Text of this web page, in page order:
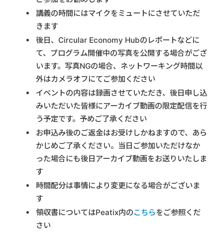
講義の時間にはマイクをミュートにさせていただ
きます
後日、Circular Economy Hubのレポートなどに
て、プログラム開催中の写真を公開する場合がござ
います。写真NGの場合、ネットワーキング時間以
外はカメラオフにてご参加ください
イベントの内容は録画させていただき、後日申し込
みいただいた皆様にアーカイブ動画の限定配信を行
う予定です。予めご了承ください
お申込み後のご返金はお受けしかねますので、あら
かじめご了承ください。当日ご参加いただけなか
った場合にも後日アーカイブ動画をお送りいたしま
す
時間配分は事情により変更になる場合がございま
す
領収書についてはPeatix内のこちらをご参照くだ
さい